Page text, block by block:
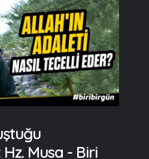
Musa - Biri